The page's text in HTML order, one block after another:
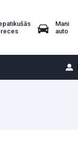
Mani
auto